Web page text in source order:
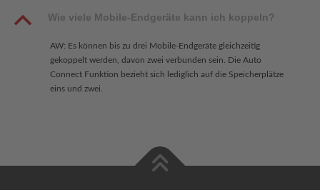
B Wie viele Mobile-Endgeräte kann ich koppeln?
AW: Es können bis zu drei Mobile-Endgeräte gleichzeitig
gekoppelt werden, davon zwei verbunden sein. Die Auto
Connect Funktion bezieht sich lediglich auf die Speicherplätze
eins und zwei.